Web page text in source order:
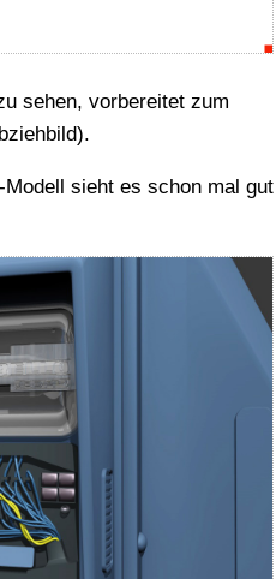
sehen, vorbereitet zum
sieht es schon mal gut